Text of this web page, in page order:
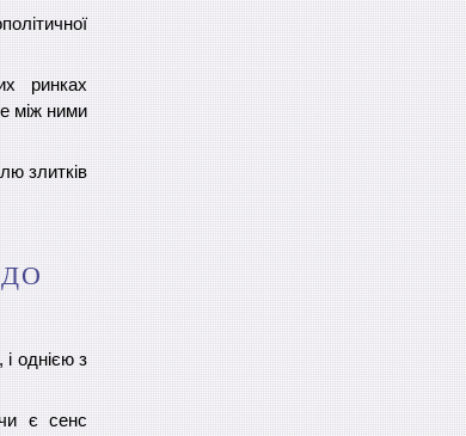
ринках
між ними
злитків
однією з
є сенс